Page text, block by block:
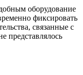
оборудование
фиксировать
связанные с
представлялось